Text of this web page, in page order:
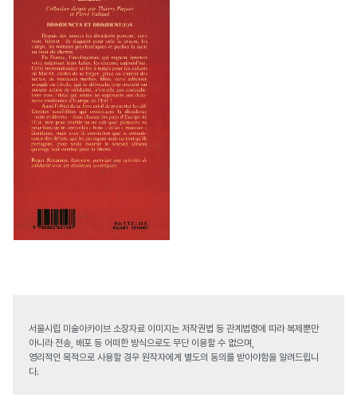
서울시립 미술아카이브 소장자료 이미지는 저작권법 등 관계법령에 따라 복제뿐만
아니라 전송, 배포 등 어떠한 방식으로도 무단 이용할 수 없으며,
영리적인 목적으로 사용할 경우 원작자에게 별도의 동의를 받아야함을 알려드립니
다.